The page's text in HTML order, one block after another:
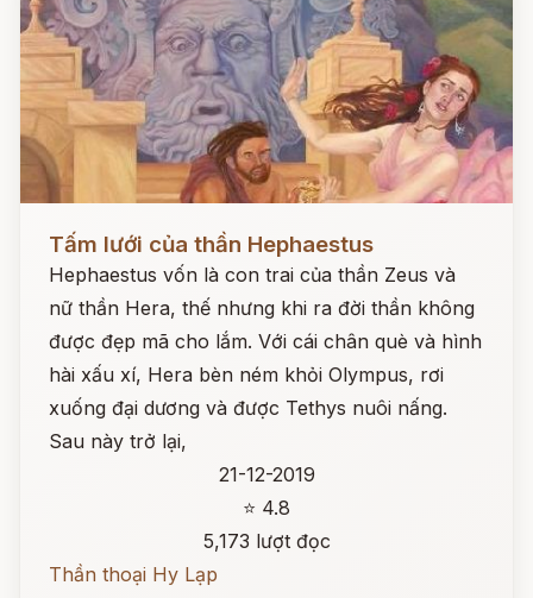
Đọc ngay
Tấm lưới của thần Hephaestus
Hephaestus vốn là con trai của thần Zeus và
nữ thần Hera, thế nhưng khi ra đời thần không
được đẹp mã cho lắm. Với cái chân què và hình
hài xấu xí, Hera bèn ném khỏi Olympus, rơi
xuống đại dương và được Tethys nuôi nấng.
Sau này trở lại,
21-12-2019
⭐ 4.8
5,173 lượt đọc
Thần thoại Hy Lạp